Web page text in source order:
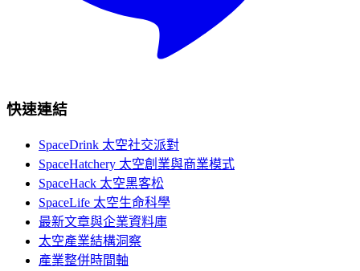
快速連結
SpaceDrink 太空社交派對
SpaceHatchery 太空創業與商業模式
SpaceHack 太空黑客松
SpaceLife 太空生命科學
最新文章與企業資料庫
太空產業結構洞察
產業整併時間軸